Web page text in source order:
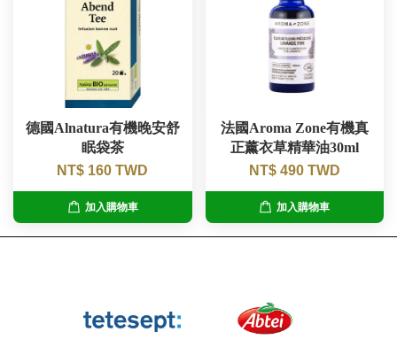
德國Alnatura有機晚安舒
眠袋茶
NT$ 160 TWD
加入購物車
法國Aroma Zone有機真
正薰衣草精華油30ml
NT$ 490 TWD
加入購物車